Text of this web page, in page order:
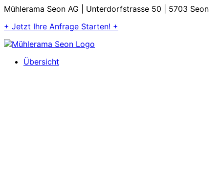
Mühlerama Seon AG | Unterdorfstrasse 50 | 5703 Seon
+ Jetzt Ihre Anfrage Starten! +
Übersicht